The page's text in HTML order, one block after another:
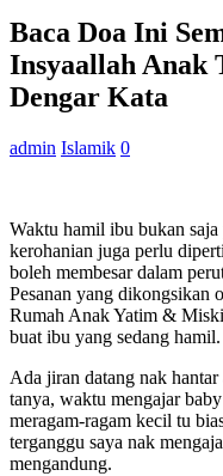
Baca Doa Ini
Insyaallah Anak
Dengar Kata
admin Islamik 0
Waktu hamil ibu bukan
kerohanian juga perlu
boleh membesar dalam
Pesanan yang dikongsikan
Rumah Anak Yatim &
buat ibu yang sedang hamil.
Ada jiran datang nak
tanya, waktu mengajar
meragam-ragam kecil tu
terganggu saya nak
mengandung.